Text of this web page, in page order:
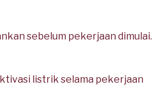
sebelum pekerjaan dimulai.
listrik selama pekerjaan